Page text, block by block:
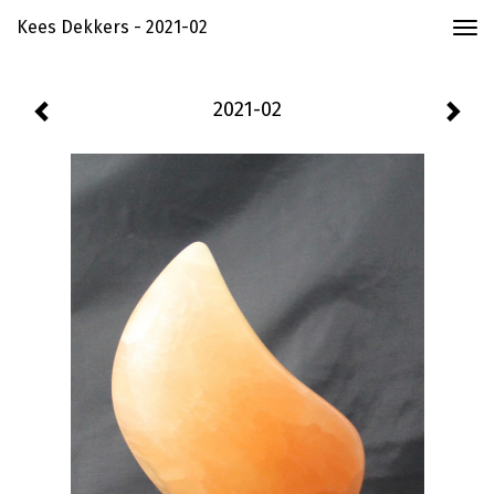
Kees Dekkers - 2021-02
2021-02